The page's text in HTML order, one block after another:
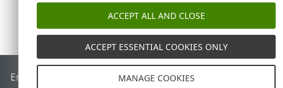
End of Life Az ESET tudásbázisaESET Fórum
ACCEPT ALL AND CLOSE
ACCEPT ESSENTIAL COOKIES ONLY
MANAGE COOKIES